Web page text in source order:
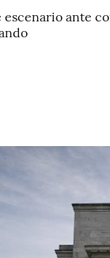
escenario ante